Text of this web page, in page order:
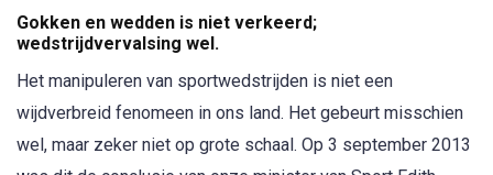
Gokken en wedden is niet verkeerd;
wedstrijdvervalsing wel.
Het manipuleren van sportwedstrijden is niet een
wijdverbreid fenomeen in ons land. Het gebeurt misschien
wel, maar zeker niet op grote schaal. Op 3 september 2013